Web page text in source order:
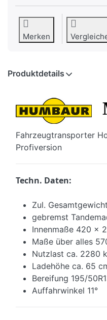
Merken
Produktdetails
Fahrzeugtransporter
Profiversion
Techn. Daten:
Zul.
gebremst
Innenmaße 420 x
Maße über alles
Nutzlast ca. 2280
Ladehöhe ca. 65
Bereifung 195/
Auffahrwinkel 11°